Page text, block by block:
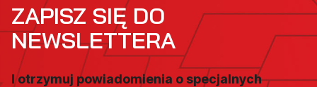
ZAPISZ SIĘ DO
NEWSLETTERA
I otrzymuj powiadomienia o specjalnych